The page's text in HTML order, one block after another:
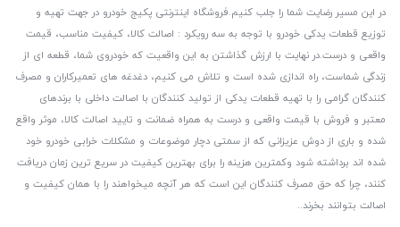
در این مسیر رضایت شما را جلب کنیم.فروشگاه اینترنتی پکیج خودرو در جهت تهیه و
توزیع قطعات یدکی خودرو با توجه به سه رویکرد : اصالت کالا، کیفیت مناسب، قیمت
واقعی و درست.در نهایت با ارزش گذاشتن به این واقعیت که خودروی شما، قطعه ای از
زندگی شماست، راه اندازی شده است و تلاش می کنیم، دغدغه های تعمیرکاران و مصرف
کنندگان گرامی را با تهیه قطعات یدکی از تولید کنندگان با اصالت داخلی با برندهای
معتبر و فروش با قیمت واقعی و درست به همراه ضمانت و تایید اصالت کالا، موثر واقع
شده و باری از دوش عزیزانی که از سمتی دچار موضوعات و مشکلات خرابی خودرو خود
شده اند برداشته شود و‌کمترین هزینه را برای بهترین کیفیت در سریع ترین زمان دریافت
کنند، چرا که حق مصرف کنندگان این است که هر آنچه میخواهند را با همان کیفیت و
اصالت بتوانند بخرند..